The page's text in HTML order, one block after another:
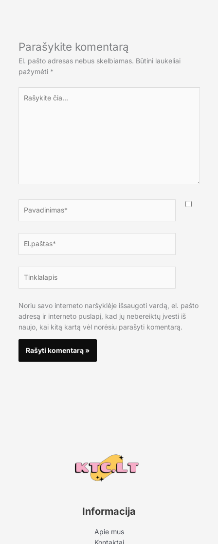
Parašykite komentarą
El. pašto adresas nebus skelbiamas. Būtini laukeliai
pažymėti *
čia...
Noriu savo interneto naršyklėje išsaugoti vardą, el. pašto
adresą ir interneto puslapį, kad jų nebereiktų įvesti iš
naujo, kai kitą kartą vėl norėsiu parašyti komentarą.
Informacija
Apie mus
Kontaktai